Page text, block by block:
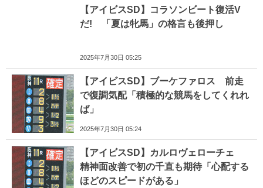
【アイビスSD】コラソンビート復活V
だ! 「夏は牝馬」の格言も後押し
2025年7月30日 05:25
【アイビスSD】ブーケファロス 前走
で復調気配「積極的な競馬をしてくれれ
ば」
2025年7月30日 05:24
【アイビスSD】カルロヴェローチェ
精神面改善で初の千直も期待「心配する
ほどのスピードがある」